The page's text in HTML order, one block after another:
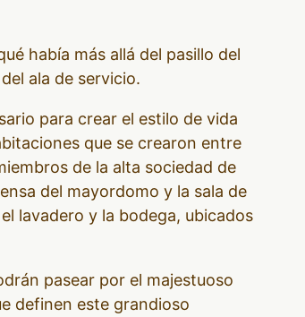
había más allá del pasillo del
ala de servicio.
para crear el estilo de vida
que se crearon entre
de la alta sociedad de
del mayordomo y la sala de
lavadero y la bodega, ubicados
pasear por el majestuoso
definen este grandioso